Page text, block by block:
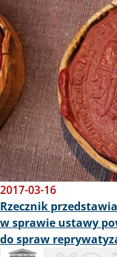
2017-03-16
Rzecznik
w sprawie ustawy
do spraw